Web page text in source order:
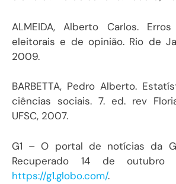
ALMEIDA, Alberto Carlos.
eleitorais e de opinião. Rio de
2009.
BARBETTA, Pedro Alberto.
ciências sociais. 7. ed. rev
UFSC, 2007.
G1 – O portal de notícias da
Recuperado 14 de
https://g1.globo.com/.